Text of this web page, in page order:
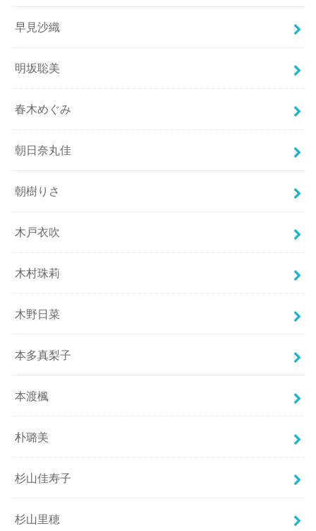
早見沙織
明坂聡美
春木めぐみ
朝日奈丸佳
朝樹りさ
木戸衣吹
木村珠莉
木野日菜
本多真梨子
本渡楓
朴璐美
杉山佳寿子
杉山里穂